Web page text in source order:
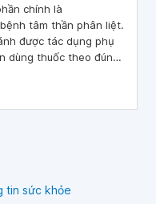
chính là
tâm thần phân liệt.
được tác dụng phụ
dùng thuốc theo đúng
tin sức khỏe